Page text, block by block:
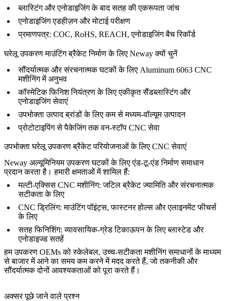
ब्लास्टिंग और एनोडाइजिंग के बाद सतह की एकरूपता जांच
एनोडाइजिंग एडहीज़न और मोटाई परीक्षण
प्रमाणपत्र: COC, RoHS, REACH, एनोडाइजिंग बैच रिकॉर्ड
घरेलू उपकरण माउंटिंग ब्रैकेट निर्माण के लिए Neway क्यों चुनें
सौंदर्यात्मक और संरचनात्मक घटकों के लिए Aluminum 6063 CNC
मशीनिंग में अनुभव
कॉस्मेटिक फिनिश नियंत्रण के लिए एकीकृतसैंडब्लास्टिंग और
एनोडाइजिंगसेवाएं
उपभोक्ता उत्पाद ब्रांडों के लिएकम से मध्यम-वॉल्यूम उत्पादन
प्रोटोटाइपिंग से पैकेजिंग तकवन-स्टॉप CNC सेवा
उपभोक्ता घरेलू उपकरण ब्रैकेट परियोजनाओं के लिए CNC सेवाएं
Neway अल्यूमिनियम उपकरण घटकों के लिए एंड-टू-एंड निर्माण समाधान
प्रदान करता है। हमारी क्षमताओं में शामिल हैं:
मल्टी-एक्सिस CNC मशीनिंग: जटिल ब्रैकेट ज्यामिति और संरचनात्मक
सटीकता के लिए
CNC ड्रिलिंग: माउंटिंग पॉइंट्स, फास्टनर होल्स और एलाइनमेंट फीचर्स
के लिए
सतह फिनिशिंग: व्यावसायिक-ग्रेड टिकाऊपन के लिए ब्लास्टेड और
एनोडाइज्ड सतहें
हम उपकरण OEMs को स्केलेबल, उच्च-सटीकता मशीनिंग समाधानों के माध्यम
से बाजार में आने का समय कम करने में मदद करते हैं, जो तकनीकी और
सौंदर्यात्मक दोनों आवश्यकताओं को पूरा करते हैं।
अक्सर पूछे जाने वाले प्रश्न